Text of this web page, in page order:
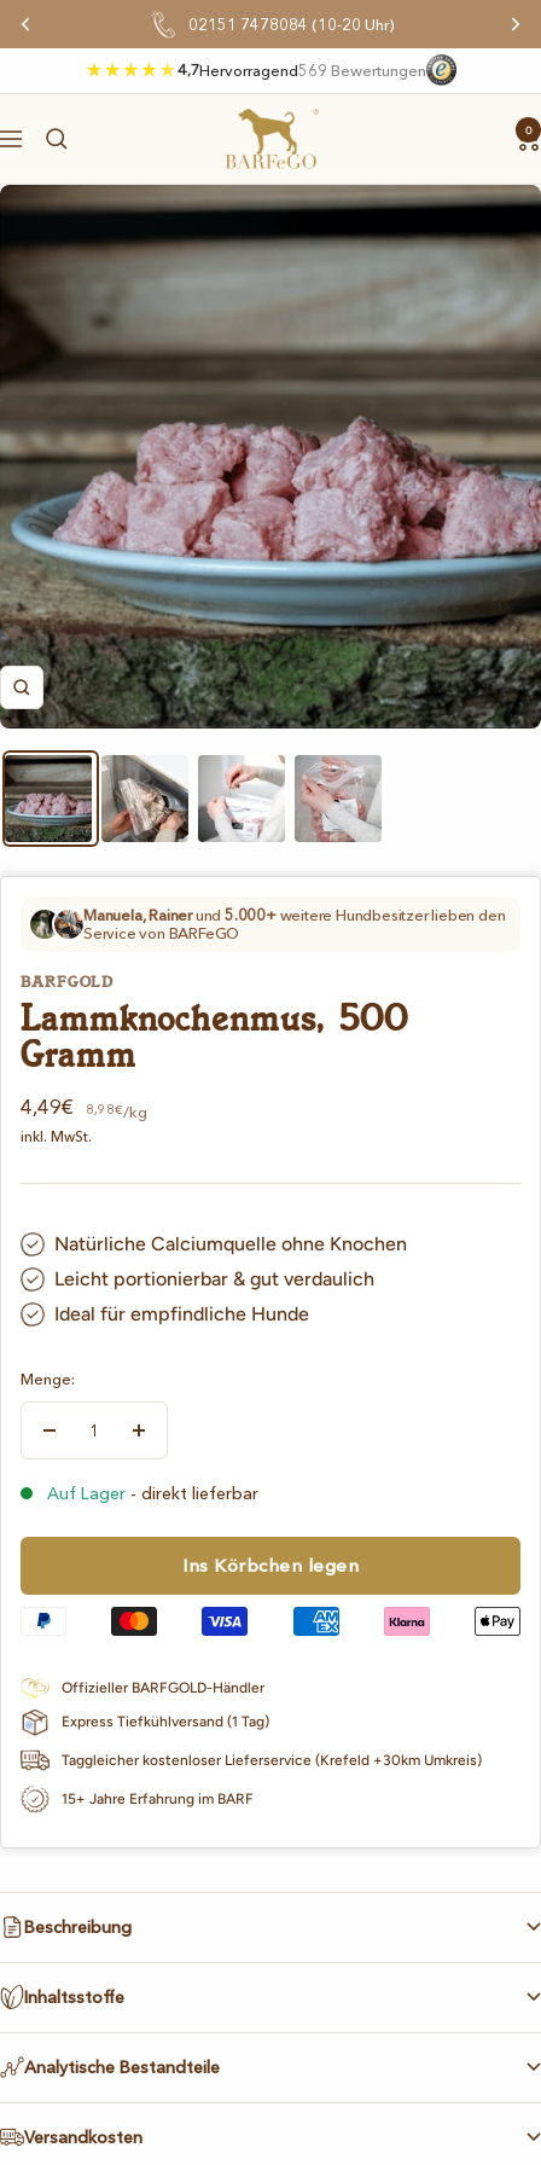
02151 7478084 (10-20 Uhr)
4,7Hervorragend569 Bewertungen
Navigation
BARFeGO® 0
Zoom
Manuela, Rainerund 5.000+weitere Hundbesitzer lieben den
Service von BARFeGO
BARFGOLD
Lammknochenmus, 500
Gramm
Angebotspreis
4,49€ 8,98€/kg
inkl. MwSt.
Natürliche Calciumquelle ohne Knochen
Leicht portionierbar & gut verdaulich
Ideal für empfindliche Hunde
Menge:
Menge
Menge
Auf Lager - direkt lieferbar
Ins Körbchen legen
Offizieller BARFGOLD-Händler
Express Tiefkühlversand (1 Tag)
Taggleicher kostenloser Lieferservice (Krefeld +30km Umkreis)
15+ Jahre Erfahrung im BARF
Beschreibung
Inhaltsstoffe
Analytische Bestandteile
Versandkosten